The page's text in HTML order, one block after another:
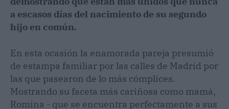
a escasos días del nacimiento de su segundo
hijo en común.
En esta ocasión la enamorada pareja presumió
de estampa familiar por las calles de Madrid por
las que pasearon de lo más cómplices.
Mostrando su faceta más cariñosa como mamá,
Romina - que se encuentra perfectamente a sus